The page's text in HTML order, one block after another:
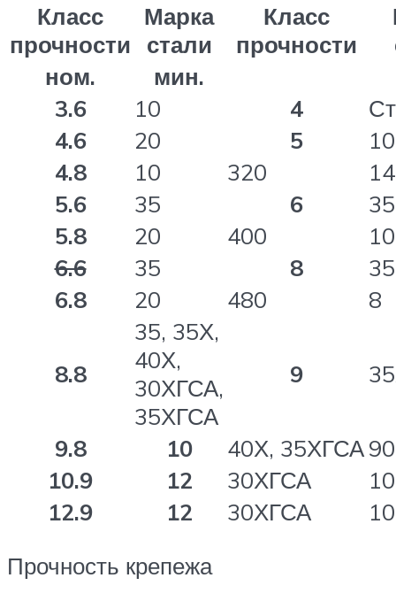
Класс
прочности
Марка
стали
Класс
прочности
ном.
мин.
3.6
10 4
4.6
20 5
4.8
10 320
14
5.6
35 6
35
5.8
20 400
10
6.6
35 8
35
6.8
20 480 8
8.8
35, 35Х,
40Х,
30ХГСА,
35ХГСА
9
9.8 10 40Х, 35ХГСА
10.9
12 30ХГСА
12.9
12 30ХГСА
Прочность крепежа